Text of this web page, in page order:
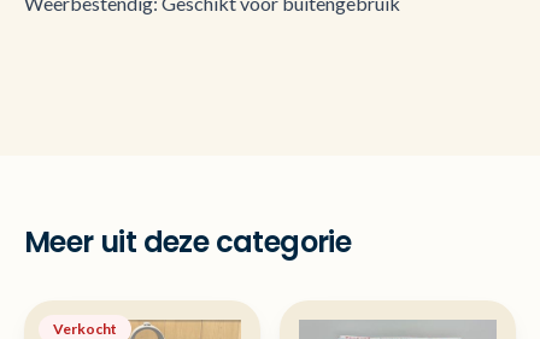
Meer uit deze categorie
Verkocht